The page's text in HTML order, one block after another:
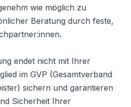
wie möglich zu
Beratung durch feste,
endet nicht mit Ihrer
im GVP (Gesamtverband
sichern und garantieren
Sicherheit Ihrer